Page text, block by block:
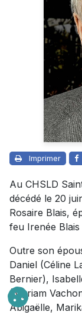
Imprimer
Au CHSLD
décédé le 20
Rosaire Blais,
feu Irenée
Outre son
Daniel (Céline
Bernier),
(Myriam
Abigaëlle,